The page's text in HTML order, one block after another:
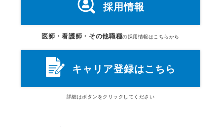
採用情報
医師・看護師・その他職種の採用情報はこちらから
キャリア登録はこちら
詳細はボタン をクリックしてください